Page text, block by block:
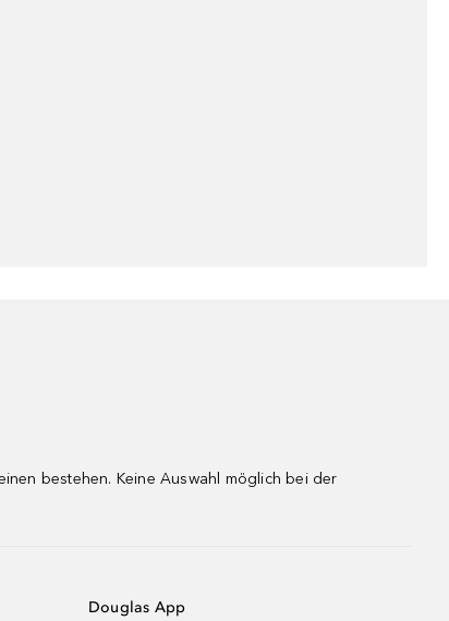
bestehen. Keine Auswahl möglich bei der
Douglas App